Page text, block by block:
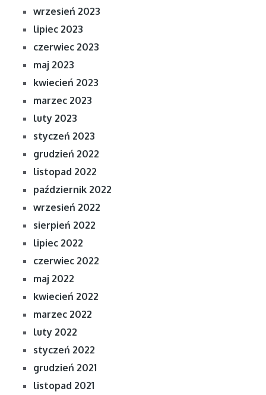
wrzesień 2023
lipiec 2023
czerwiec 2023
maj 2023
kwiecień 2023
marzec 2023
luty 2023
styczeń 2023
grudzień 2022
listopad 2022
październik 2022
wrzesień 2022
sierpień 2022
lipiec 2022
czerwiec 2022
maj 2022
kwiecień 2022
marzec 2022
luty 2022
styczeń 2022
grudzień 2021
listopad 2021